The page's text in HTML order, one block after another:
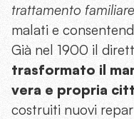
trattamento
malati e
Già nel 1900 il
trasformato il
vera e propria
costruiti nuovi